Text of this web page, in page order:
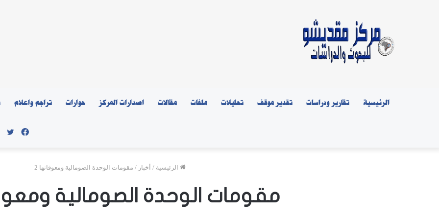
الرئيسية تقارير ودراسات تقدير موقف تحليلات ملفات مقالات اصدارات المركز حوارات تراجم واعلام
الرئيسية / أخبار / مقومات الوحدة الصومالية ومعوقاتها 2
مقومات الوحدة الصومالية